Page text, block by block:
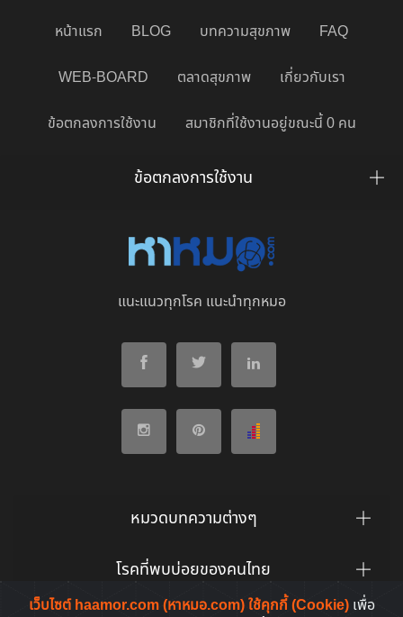
เว็บไซต์ haamor.com (หาหมอ.com) ใช้คุกกี้ (Cookie) เพื่อ
หน้าแรก BLOG บทความสุขภาพ FAQ
WEB-BOARD ตลาดสุขภาพ เกี่ยวกับเรา
ข้อตกลงการใช้งาน สมาชิกที่ใช้งานอยู่ขณะนี้ 0 คน
ข้อตกลงการใช้งาน
แนะแนวทุกโรค แนะนำทุกหมอ
หมวดบทความต่างๆ
โรคที่พบบ่อยของคนไทย